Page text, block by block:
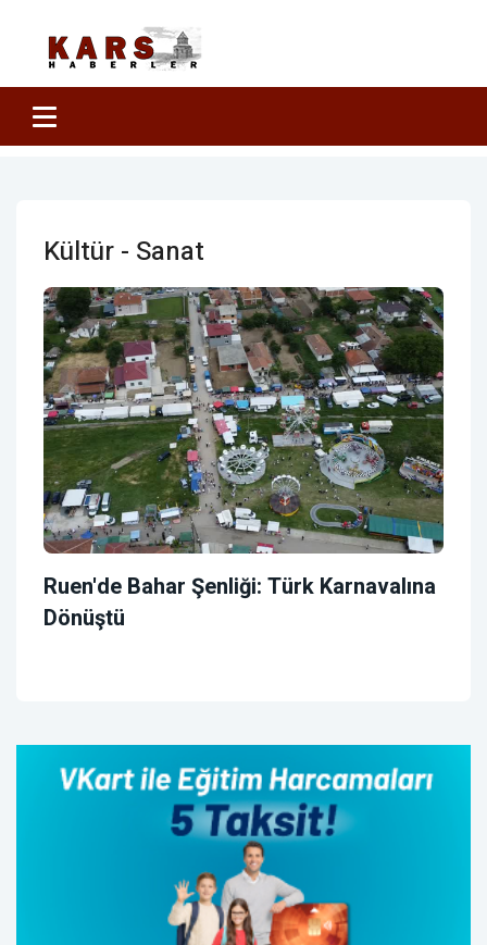
Kültür - Sanat
Ruen'de Bahar Şenliği: Türk Karnavalına
Dönüştü